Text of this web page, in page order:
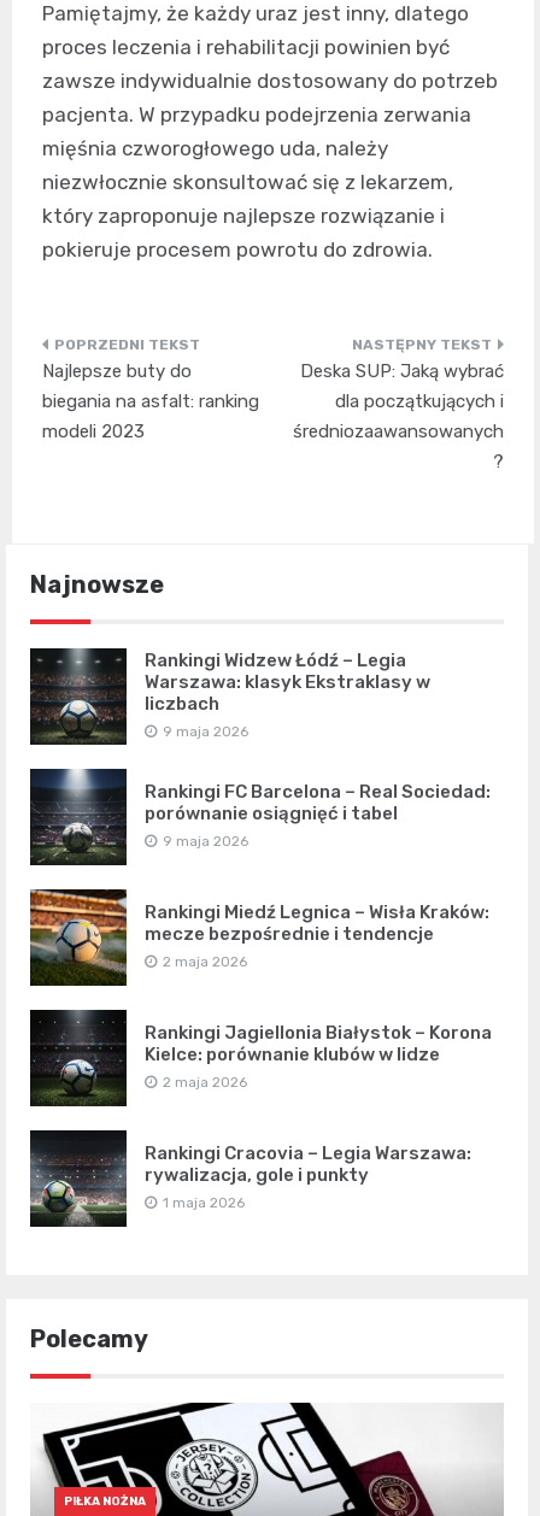
Pamiętajmy, że każdy uraz jest inny, dlatego
proces leczenia i rehabilitacji powinien być
zawsze indywidualnie dostosowany do potrzeb
pacjenta. W przypadku podejrzenia zerwania
mięśnia czworogłowego uda, należy
niezwłocznie skonsultować się z lekarzem,
który zaproponuje najlepsze rozwiązanie i
pokieruje procesem powrotu do zdrowia.
Nawigacja
wpisu
Najlepsze buty do
biegania na asfalt: ranking
modeli 2023
Deska SUP: Jaką wybrać
dla początkujących i
średniozaawansowanych
?
Najnowsze
Rankingi Widzew Łódź – Legia
Warszawa: klasyk Ekstraklasy w
liczbach
9 maja 2026
Rankingi FC Barcelona – Real Sociedad:
porównanie osiągnięć i tabel
9 maja 2026
Rankingi Miedź Legnica – Wisła Kraków:
mecze bezpośrednie i tendencje
2 maja 2026
Rankingi Jagiellonia Białystok – Korona
Kielce: porównanie klubów w lidze
2 maja 2026
Rankingi Cracovia – Legia Warszawa:
rywalizacja, gole i punkty
1 maja 2026
Polecamy
PIŁKA NOŻNA